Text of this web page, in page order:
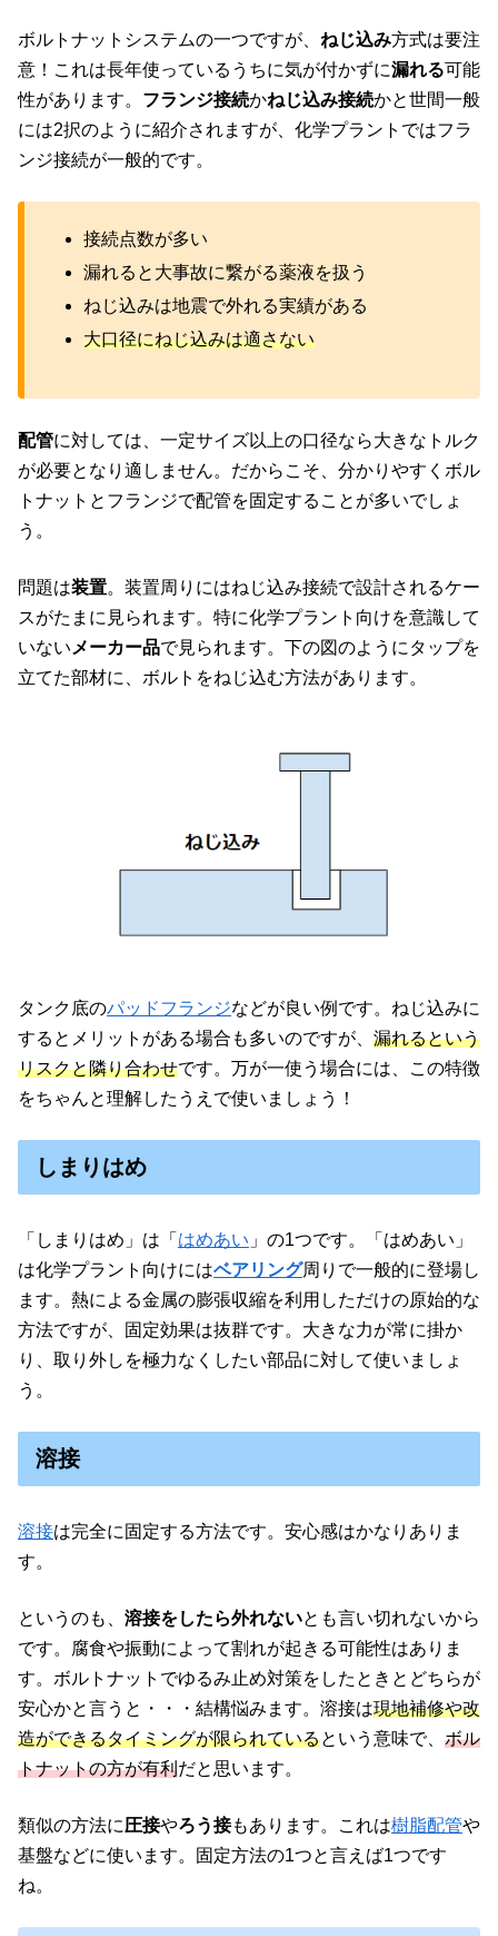
ボルトナットシステムの一つですが、 ねじ込み方式は要注
意！これは長年使っているうちに気が付かずに漏れる可能
性があります。 フランジ接続かねじ込み接続かと世間一般
には2択のように紹介されますが、化学プラントではフラ
ンジ接続が一般的です。
接続点数が多い
漏れると大事故に繋がる薬液を扱う
ねじ込みは地震で外れる実績がある
大口径にねじ込みは適さない
配管に対しては、一定サイズ以上の口径なら大きなトルク
が必要となり適しません。だからこそ、分かりやすくボル
トナットとフランジで配管を固定することが多いでしょ
う。
問題は装置。装置周りにはねじ込み接続で設計されるケー
スがたまに見られます。特に化学プラント向けを意識して
いない メーカー品で見られます。下の図のようにタップを
立てた部材に、ボルトをねじ込む方法があります。
タンク底のパッドフランジなどが良い例です。ねじ込みに
するとメリットがある場合も多いのですが、 漏れるという
リスクと隣り合わせです。万が一使う場合には、この特徴
をちゃんと理解したうえで使いましょう！
しまりはめ
「しまりはめ」は「 はめあい 」の1つです。「はめあい」
は化学プラント向けにはベアリング周りで一般的に登場し
ます。熱による金属の膨張収縮を利用しただけの原始的な
方法ですが、固定効果は抜群です。大きな力が常に掛か
り、取り外しを極力なくしたい部品に対して使いましょ
う。
溶接
溶接は完全に固定する方法です。安心感はかなりありま
す。
というのも、 溶接をしたら外れないとも言い切れないから
です。腐食や振動によって割れが起きる可能性はありま
す。ボルトナットでゆるみ止め対策をしたときとどちらが
安心かと言うと・・・結構悩みます。溶接は現地補修や改
造ができるタイミングが限られているという意味で、 ボル
トナットの方が有利だと思います。
類似の方法に圧接やろう接もあります。これは樹脂配管や
基盤などに使います。固定方法の1つと言えば1つです
ね。